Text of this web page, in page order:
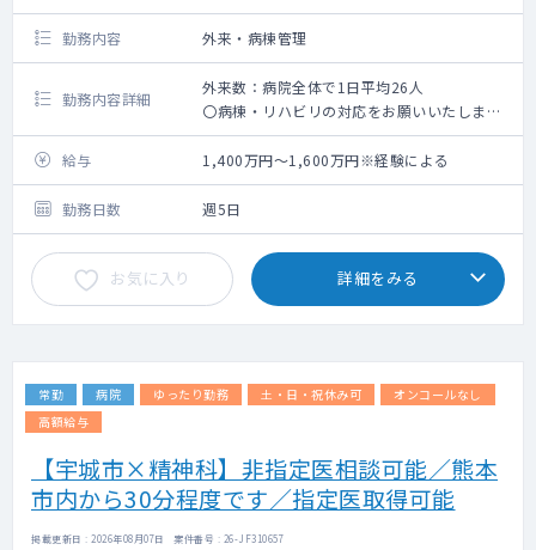
勤務内容 外来・病棟管理
勤務内容詳細
外来数：病院全体で1日平均26人
〇病棟・リハビリの対応をお願いいたしま
す。
〇当直週1回
〇日当直月1回程度
給与 1,400万円～1,600万円※経験による
勤務日数 週5日
お気に入り 詳細をみる
常勤 病院 ゆったり勤務 土・日・祝休み可
オンコールなし
高額給与
【宇城市×精神科】非指定医相談可能／熊本
市内から30分程度です／指定医取得可能
掲載更新日 : 2026年08月07日 案件番号 : 26-JF310657